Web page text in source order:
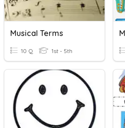
Musical Terms
10 Q 1st - 5th